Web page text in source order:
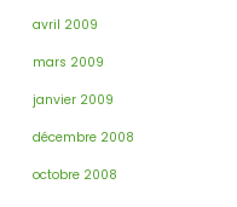
avril 2009
mars 2009
janvier 2009
décembre 2008
octobre 2008